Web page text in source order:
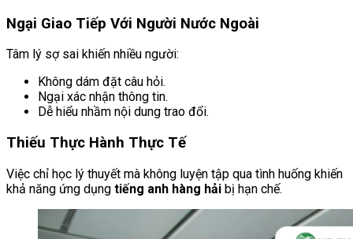
Ngại Giao Tiếp Với Người Nước Ngoài
Tâm lý sợ sai khiến nhiều người:
Không dám đặt câu hỏi.
Ngại xác nhận thông tin.
Dễ hiểu nhầm nội dung trao đổi.
Thiếu Thực Hành Thực Tế
Việc chỉ học lý thuyết mà không luyện tập qua tình huống khiến
khả năng ứng dụng tiếng anh hàng hải bị hạn chế.